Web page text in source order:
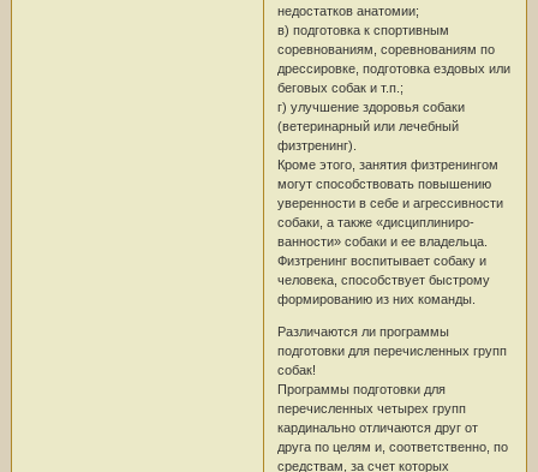
недостатков анатомии;
в) подготовка к спортивным
соревнованиям, соревнованиям по
дрессировке, подготовка ездовых или
беговых собак и т.п.;
г) улучшение здоровья собаки
(ветеринарный или лечебный
физтренинг).
Кроме этого, занятия физтренингом
могут способствовать повышению
уверенности в себе и агрессивности
собаки, а также «дисциплиниро-
ванности» собаки и ее владельца.
Физтренинг воспитывает собаку и
человека, способствует быстрому
формированию из них команды.
Различаются ли программы
подготовки для перечисленных групп
собак!
Программы подготовки для
перечисленных четырех групп
кардинально отличаются друг от
друга по целям и, соответственно, по
средствам, за счет которых